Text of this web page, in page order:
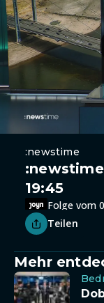
:newstime
19:45
Folge vom
Teilen
Mehr